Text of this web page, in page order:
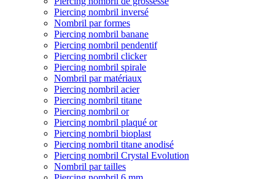
Piercing nombril inversé
Nombril par formes
Piercing nombril banane
Piercing nombril pendentif
Piercing nombril clicker
Piercing nombril spirale
Nombril par matériaux
Piercing nombril acier
Piercing nombril titane
Piercing nombril or
Piercing nombril plaqué or
Piercing nombril bioplast
Piercing nombril titane anodisé
Piercing nombril Crystal Evolution
Nombril par tailles